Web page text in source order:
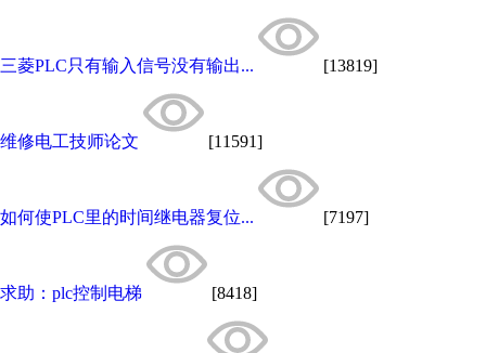
三菱PLC只有输入信号没有输出... [13819]
维修电工技师论文 [11591]
如何使PLC里的时间继电器复位... [7197]
求助：plc控制电梯 [8418]